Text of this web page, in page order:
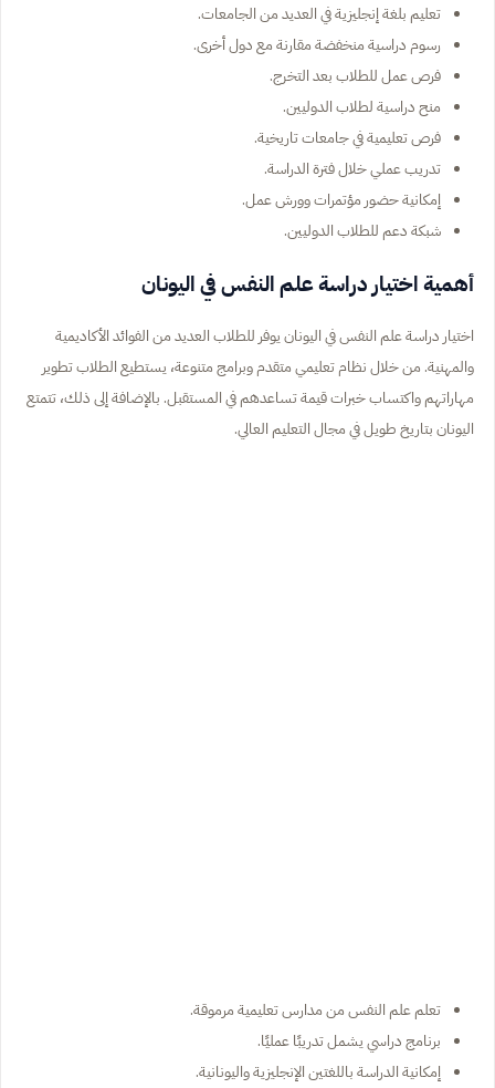
تعليم بلغة إنجليزية في العديد من الجامعات.
رسوم دراسية منخفضة مقارنة مع دول أخرى.
فرص عمل للطلاب بعد التخرج.
منح دراسية لطلاب الدوليين.
فرص تعليمية في جامعات تاريخية.
تدريب عملي خلال فترة الدراسة.
إمكانية حضور مؤتمرات وورش عمل.
شبكة دعم للطلاب الدوليين.
أهمية اختيار دراسة علم النفس في اليونان
اختيار دراسة علم النفس في اليونان يوفر للطلاب العديد من الفوائد الأكاديمية
والمهنية. من خلال نظام تعليمي متقدم وبرامج متنوعة، يستطيع الطلاب تطوير
مهاراتهم واكتساب خبرات قيمة تساعدهم في المستقبل. بالإضافة إلى ذلك، تتمتع
اليونان بتاريخ طويل في مجال التعليم العالي.
تعلم علم النفس من مدارس تعليمية مرموقة.
برنامج دراسي يشمل تدريبًا عمليًا.
إمكانية الدراسة باللغتين الإنجليزية واليونانية.